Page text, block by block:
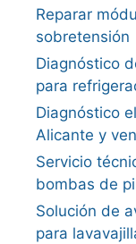
Reparar
sobretensión
Diagnóstico
para
Diagnóstico
Alicante y
Servicio
bombas de
Solución de
para